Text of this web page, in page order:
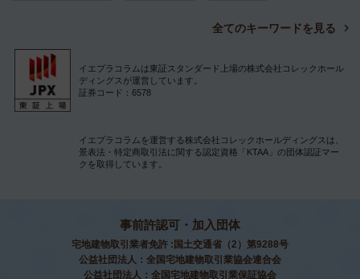
全てのキーワードを見る
イエプラコラムは東証スタンダード上場の株式会社コレックホール
ディングスが運営しています。
証券コード：6578
イエプラコラムを運営する株式会社コレックホールディングスは、
景表法・特定商取引法に関する認定資格「KTAA」の団体認証マー
クを取得しています。
事前許認可・加入団体
宅地建物取引業者免許 :国土交通省（2）第9288号
公益社団法人：全国宅地建物取引業協会連合会
公益社団法人：全国宅地建物取引業保証協会